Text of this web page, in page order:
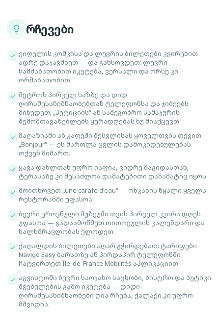
რჩევები
ეიფელის კოშკისა და ლუვრის ბილეთები კვირებით
ადრე დაჯავშნეთ — და გახსოვდეთ: ლუვრი
სამშაბათობით იკეტება, ვერსალი და ორსე კი
ორშაბათობით.
მეტროს პირველ ხაზზე და დიდ
ღირსშესანიშნაობებთან ტელეფონსა და ჯიბეებს
მიხედეთ; „პეტიციის“ ან სამეგობრო სამაჯურის
შემომთავაზებლებს ყურადღებას ნუ მიაქცევთ.
მაღაზიაში ან კაფეში შესვლისას ყოველთვის თქვით
„Bonjour“ — ეს მართლა ცვლის დამოკიდებულებას
თქვენ მიმართ.
ყავა დახლთან უფრო იაფია, ვიდრე მაგიდასთან,
ტერასაზე კი შესაძლოა დამატებითი დანამატიც იყოს.
მოითხოვეთ „une carafe d'eau“ — ონკანის წყალი ყველა
რესტორანში უფასოა.
ბევრი ეროვნული მუზეუმი თვის პირველ კვირა დღეს
უფასოა — გადაამოწმეთ თითოეულის კალენდარი და
ხალხმრავლობას ელოდეთ.
ქაღალდის ბილეთები აღარ გჭირდებათ: ტარიფები
Navigo Easy ბარათზე ან პირდაპირ ტელეფონში
ჩატვირთეთ Île-de-France Mobilités აპლიკაციით.
აგვისტოში ბევრი საოჯახო საცხობი, ბისტრო და ბუტიკი
შვებულების გამო იკეტება — დიდი
ღირსშესანიშნაობები ღია რჩება, ქალაქი კი უფრო
მშვიდია.